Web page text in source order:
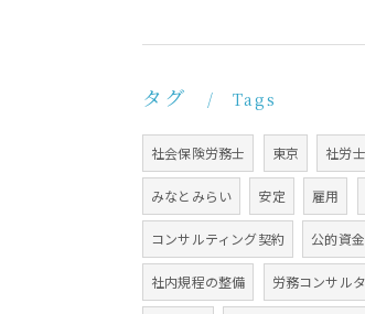
タグ Tags
社会保険労務士 東京 社労士
みなとみらい 安定 雇用
コンサルティング契約 公的資金
社内規程の整備 労務コンサル